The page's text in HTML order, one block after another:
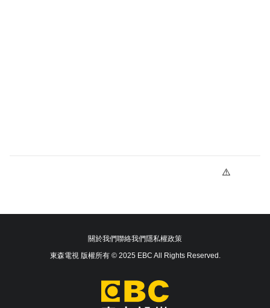
關於我們聯絡我們隱私權政策
東森電視 版權所有 © 2025 EBC All Rights Reserved.